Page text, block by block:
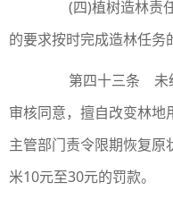
(四)植树造林责任
的要求按时完成造林任务
第四十三条 未经
审核同意，擅自改变林地
主管部门责令限期恢复原
米10元至30元的罚款。